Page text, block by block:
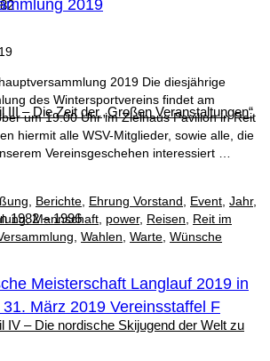
III – Die Zeit der „Großen Veranstaltungen“
1982 – 1996
IV – Die nordische Skijugend der Welt zu
2019
2019 Die diesjährige
des Wintersportvereins findet am
um 19.00 Uhr im Zielhaus Pavillon in Reit
hiermit alle WSV-Mitglieder, sowie alle, die
Vereinsgeschehen interessiert …
Berichte Ehrung Vorstand Event Jahr,
,Mannschaft power, Reisen
Reit im
Wahlen Warte Wünsche
Meisterschaft Langlauf 2019 in
März 2019 Vereinsstaffel F